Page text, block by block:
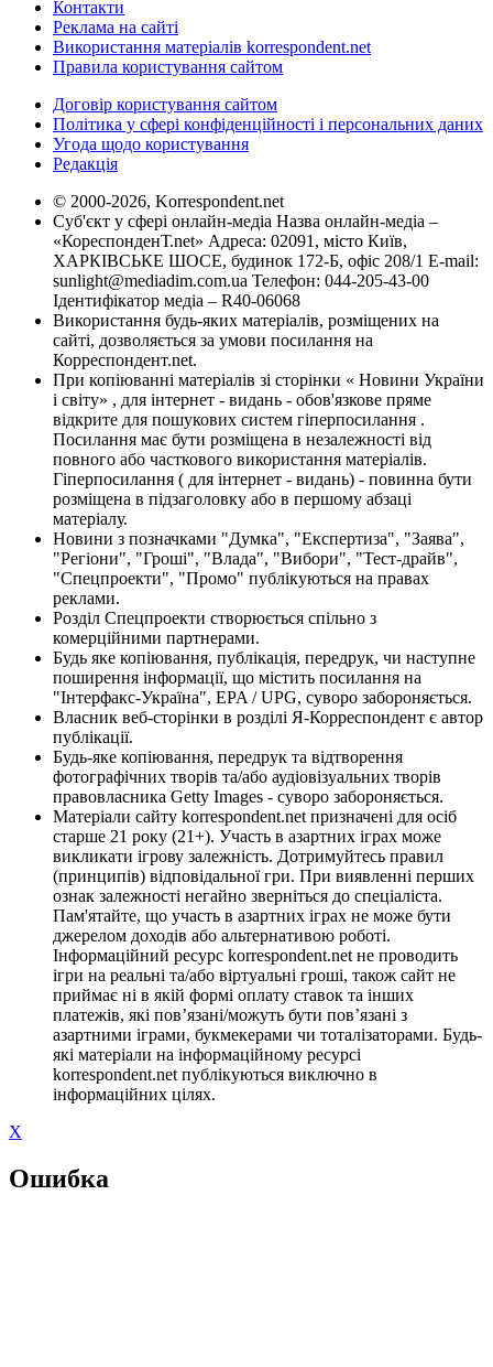
Контакти
Реклама на сайті
Використання матеріалів korrespondent.net
Правила користування сайтом
Договір користування сайтом
Політика у сфері конфіденційності і персональних даних
Угода щодо користування
Редакція
© 2000-2026, Korrespondent.net
Суб'єкт у сфері онлайн-медіа Назва онлайн-медіа –
«КореспонденТ.net» Адреса: 02091, місто Київ,
ХАРКІВСЬКЕ ШОСЕ, будинок 172-Б, офіс 208/1 E-mail:
sunlight@mediadim.com.ua Телефон: 044-205-43-00
Ідентифікатор медіа – R40-06068
Використання будь-яких матеріалів, розміщених на
сайті, дозволяється за умови посилання на
Корреспондент.net.
При копіюванні матеріалів зі сторінки « Новини України
і світу» , для інтернет - видань - обов'язкове пряме
відкрите для пошукових систем гіперпосилання .
Посилання має бути розміщена в незалежності від
повного або часткового використання матеріалів.
Гіперпосилання ( для інтернет - видань) - повинна бути
розміщена в підзаголовку або в першому абзаці
матеріалу.
Новини з позначками "Думка", "Експертиза", "Заява",
"Регіони", "Гроші", "Влада", "Вибори", "Тест-драйв",
"Спецпроекти", "Промо" публікуються на правах
реклами.
Розділ Спецпроекти створюється спільно з
комерційними партнерами.
Будь яке копіювання, публікація, передрук, чи наступне
поширення інформації, що містить посилання на
"Інтерфакс-Україна", EPA / UPG, суворо забороняється.
Власник веб-сторінки в розділі Я-Корреспондент є автор
публікації.
Будь-яке копіювання, передрук та відтворення
фотографічних творів та/або аудіовізуальних творів
правовласника Getty Images - суворо забороняється.
Матеріали сайту korrespondent.net призначені для осіб
старше 21 року (21+). Участь в азартних іграх може
викликати ігрову залежність. Дотримуйтесь правил
(принципів) відповідальної гри. При виявленні перших
ознак залежності негайно зверніться до спеціаліста.
Пам'ятайте, що участь в азартних іграх не може бути
джерелом доходів або альтернативою роботі.
Інформаційний ресурс korrespondent.net не проводить
ігри на реальні та/або віртуальні гроші, також сайт не
приймає ні в якій формі оплату ставок та інших
платежів, які пов’язані/можуть бути пов’язані з
азартними іграми, букмекерами чи тоталізаторами. Будь-
які матеріали на інформаційному ресурсі
korrespondent.net публікуються виключно в
інформаційних цілях.
X
Ошибка